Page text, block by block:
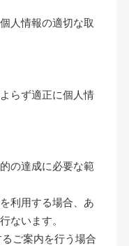
人情報の適切な取
らず適正に個人情
の達成に必要な範
利用する場合、あ
ないます。
ご案内を行う場合